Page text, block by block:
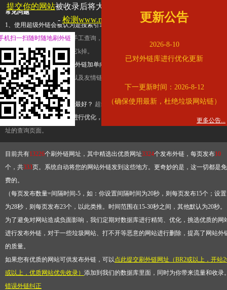
常见问题
1、使用超级外链会被认为是搜索引擎优化作弊吗？ 超级外链只是一个简便而集成
查询工具，模拟的是正常手工查询，不是作弊。如果是作弊，那您可以使用超级外
推广竞争对手的网址，让它k掉。
2、网站优化单纯依靠超级外链加单向链接可行吗？
链，需要结合普通的外链以及友情链接，您可以到站长论坛发布外链，到友情链接
台交换友情链接。
3、如何使用超级外链效果最好？ 超级外链不同于普通的外链，它是动态的链接，
有频繁使用超级外链工具进行优化，才能获得稳定的外链
，最终使搜索引擎收录带
址的查询页面。
目前共有13226个刷外链网址，其中精选出优质网址3324个发布外链，每页发布10
个，共333页。系统自动将您的网站外链发到这些地方。更奇妙的是，这一切都是免
费的。
（每页发布数量=间隔时间-5，如：你设置间隔时间为20秒，则每页发布15个；设置
为28秒，则每页发布23个，以此类推。时间范围在15-30秒之间，其他默认为20秒
为了避免对网站造成负面影响，我们定期对数据库进行精简、优化，挑选优质的网
进行发布外链，对于一些垃圾网站、打不开等恶意的网站进行删除，提高了网站外
的质量。
如果您有优质的网站可供发布外链，可以点此提交刷外链网址（BR2或以上，开站
或以上，优质网站优先收录） 添加到我们的数据库里面，同时为你带来流量和收录
错误外链纠正
提交你的网站被收录后将大幅提升流量和外链，
- 检测www.mogu.com是否收录更新公告
2026-8-10
已对外链库进行优化更新
下一更新时间：2026-8-12
（确保使用最新，杜绝垃圾网站链）
更多公告...
机扫一扫随时随地刷外链